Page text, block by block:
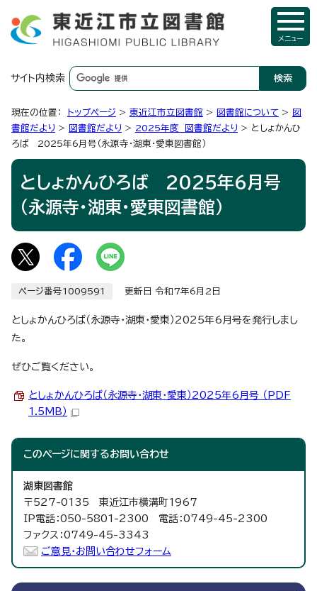
メニュー
サイト内検索
現在の位置： トップページ > 東近江市立図書館 > 図書館について > 図
書館だより > 図書館だより > 2025年度 図書館だより > としょかんひ
ろば 2025年6月号（永源寺・湖東・愛東図書館）
としょかんひろば 2025年6月号
（永源寺・湖東・愛東図書館）
ページ番号1009591 更新日 令和7年6月2日
としょかんひろば（永源寺・湖東・愛東）2025年6月号を発行しまし
た。
ぜひご覧ください。
としょかんひろば（永源寺・湖東・愛東）2025年6月号 （PDF
1.5MB）
このページに関するお問い合わせ
湖東図書館
〒527-0135 東近江市横溝町1967
IP電話：050-5801-2300 電話：0749-45-2300
ファクス：0749-45-3343
ご意見・お問い合わせフォーム